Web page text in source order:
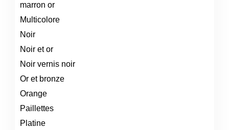
marron or
Multicolore
Noir
Noir et or
Noir vernis noir
Or et bronze
Orange
Paillettes
Platine